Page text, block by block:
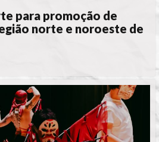
para promoção de
norte e noroeste de